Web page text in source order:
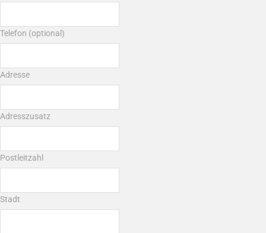
Telefon (optional)
Adresse
Adresszusatz
Postleitzahl
Stadt